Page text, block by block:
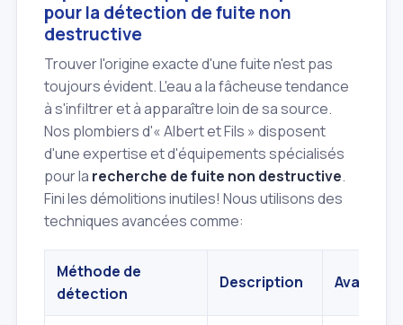
pour la détection de fuite non
destructive
Trouver l'origine exacte d'une fuite n'est pas
toujours évident. L'eau a la fâcheuse tendance
à s'infiltrer et à apparaître loin de sa source.
Nos plombiers d'« Albert et Fils » disposent
d'une expertise et d'équipements spécialisés
pour la recherche de fuite non destructive.
Fini les démolitions inutiles! Nous utilisons des
techniques avancées comme:
Méthode de
détection
Description